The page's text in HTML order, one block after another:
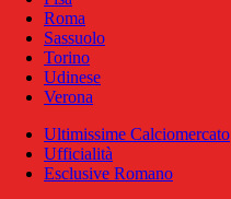
Roma
Sassuolo
Torino
Udinese
Verona
Ultimissime Calciomercato
Ufficialità
Esclusive Romano